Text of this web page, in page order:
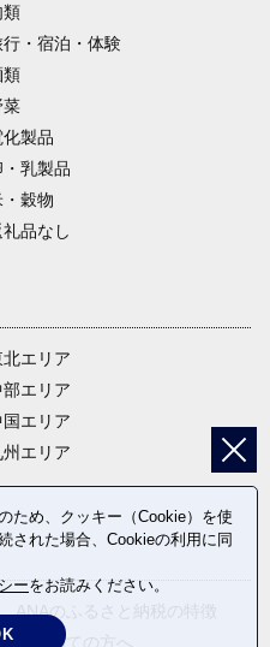
類
行・宿泊・体験
類
菜
化製品
・乳製品
・穀物
礼品なし
北エリア
部エリア
国エリア
州エリア
ANAのふるさと納税の特徴
はじめての方へ
ため、クッキー（Cookie）を使
された場合、Cookieの利用に同
ーをお読みください。